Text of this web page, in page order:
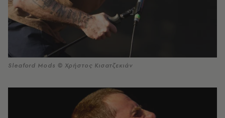
Sleaford Mods © Χρήστος Κισατζεκιάν